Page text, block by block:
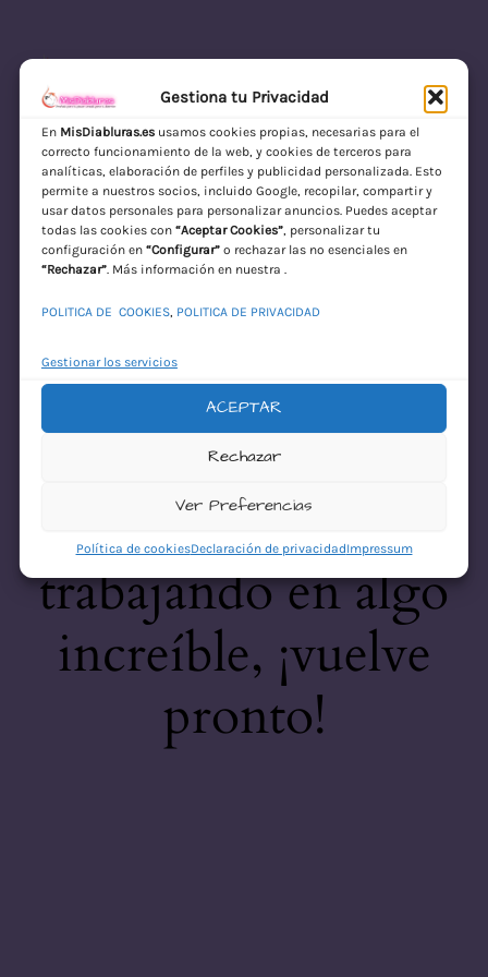
Gestiona tu Privacidad
En MisDiabluras.esusamos cookies propias, necesarias para el
correcto funcionamiento de la web, y cookies de terceros para
analíticas, elaboración de perfiles y publicidad personalizada. Esto
permite a nuestros socios, incluido Google, recopilar, compartir y
usar datos personales para personalizar anuncios. Puedes aceptar
todas las cookies con “Aceptar Cookies”, personalizar tu
configuración en “Configurar”o rechazar las no esenciales en
“Rechazar”. Más información en nuestra .
POLITICA DE COOKIES, POLITICA DE PRIVACIDAD
Gestionar los servicios
ACEPTAR
Rechazar
Ver Preferencias
Política de cookiesDeclaración de privacidadImpressum
MisDiabluras | Sexshop Online con Envío
Discreto en España
Acceder
¡Disculpa este
desastre! Estamos
trabajando en algo
increíble, ¡vuelve
pronto!